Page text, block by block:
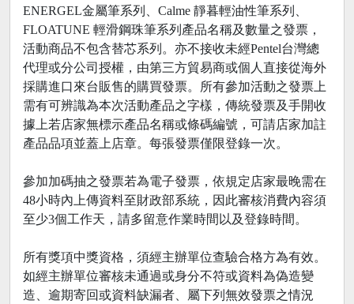
ENERGEL金屬筆系列、Calme 靜暮輕油性筆系列、
FLOATUNE 輕滑鋼珠筆系列產品名稱及數量之發票，
活動商品不包含替芯系列。亦不接收未經Pentel台灣總
代理或分公司授權，由第三方貿易商或個人直接從海外
採購進口來台販售的購買發票。所有參加活動之發票上
需有可辨識為本次活動產品之字樣，傳統發票及手開收
據上若店家無標示產品名稱或條碼編號，可請店家加註
產品品項並蓋上店章。每張發票僅限登錄一次。
參加加碼抽之發票若為電子發票，依規定店家最晚需在
48小時內上傳資料至財政部系統，因此審核消費內容須
至少3個工作天，請多留意作業時間以及登錄時間。
所有獎項中獎資格，須經主辦單位查驗合格方為有效。
如經主辦單位審核未通過或身分不符或資料為偽造變
造、逾期寄回或資料缺漏者、屬下列無效發票之情況